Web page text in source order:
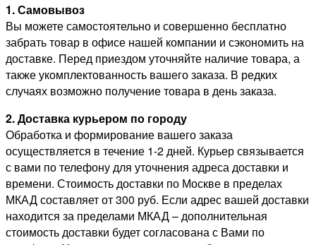
1. Самовывоз
Вы можете самостоятельно и совершенно бесплатно
забрать товар в офисе нашей компании и сэкономить на
доставке. Перед приездом уточняйте наличие товара, а
также укомплектованность вашего заказа. В редких
случаях возможно получение товара в день заказа.
2. Доставка курьером по городу
Обработка и формирование вашего заказа
осуществляется в течение 1-2 дней. Курьер связывается
с вами по телефону для уточнения адреса доставки и
времени. Стоимость доставки по Москве в пределах
МКАД составляет от 300 руб. Если адрес вашей доставки
находится за пределами МКАД – дополнительная
стоимость доставки будет согласована с Вами по